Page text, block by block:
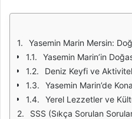
Yasemin Marin Mersin:
Yasemin Marin’in
Deniz Keyfi ve
Yasemin Marin’de
Yerel Lezzetler ve
SSS (Sıkça Sorulan